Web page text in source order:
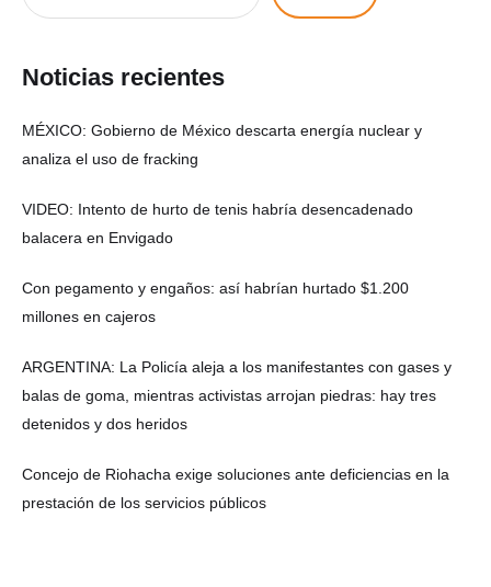
Noticias recientes
MÉXICO: Gobierno de México descarta energía nuclear y
analiza el uso de fracking
VIDEO: Intento de hurto de tenis habría desencadenado
balacera en Envigado
Con pegamento y engaños: así habrían hurtado $1.200
millones en cajeros
ARGENTINA: La Policía aleja a los manifestantes con gases y
balas de goma, mientras activistas arrojan piedras: hay tres
detenidos y dos heridos
Concejo de Riohacha exige soluciones ante deficiencias en la
prestación de los servicios públicos